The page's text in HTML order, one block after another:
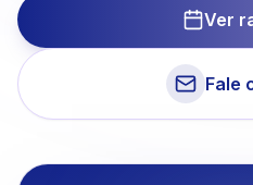
Ver
Fale